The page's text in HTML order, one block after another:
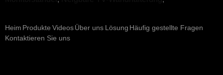
Heim Produkte Videos Über uns Lösung Häufig gestellte Fragen
Kontaktieren Sie uns